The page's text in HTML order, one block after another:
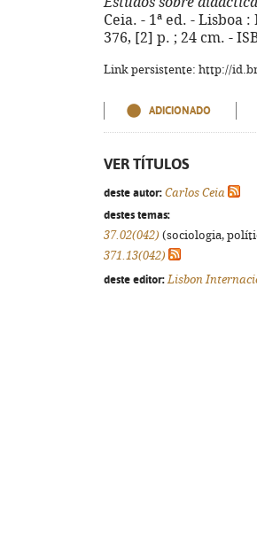
Ceia. - 1ª ed. - Lisboa
376, [2] p. ; 24 cm. -
Link persistente: http://
ADICIONADO
VER TÍTULOS
deste autor: Carlos Ceia
destes temas:
37.02(042) (sociologia,
371.13(042)
deste editor: Lisbon